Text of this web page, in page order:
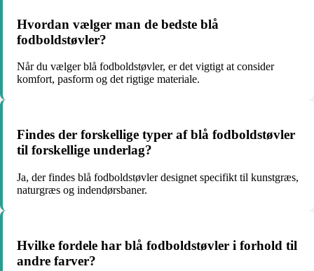
Hvordan vælger man de bedste blå
fodboldstøvler?
Når du vælger blå fodboldstøvler, er det vigtigt at consider
komfort, pasform og det rigtige materiale.
Findes der forskellige typer af blå fodboldstøvler
til forskellige underlag?
Ja, der findes blå fodboldstøvler designet specifikt til kunstgræs,
naturgræs og indendørsbaner.
Hvilke fordele har blå fodboldstøvler i forhold til
andre farver?